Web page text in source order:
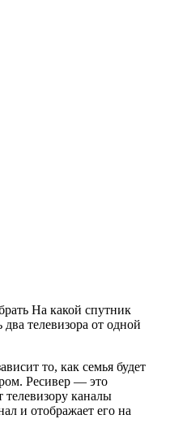
На какой спутник
телевизора от одной
то, как семья будет
Ресивер — это
телевизору каналы
и отображает его на